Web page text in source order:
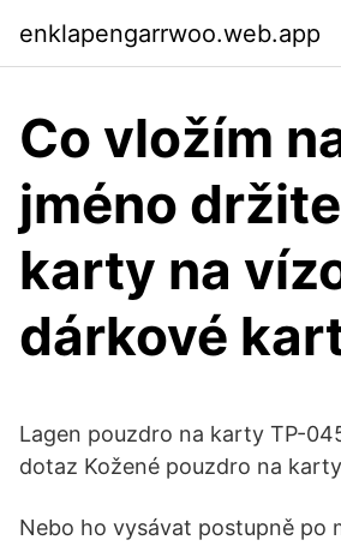
enklapengarrwoo.web.app
Co vložím
jméno
karty na
dárkové
Lagen pouzdro na karty TP-
dotaz Kožené pouzdro na
Nebo ho vysávat postupně po